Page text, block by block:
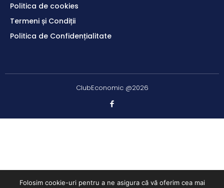
Politica de cookies
Termeni și Condiții
Politica de Confidențialitate
ClubEconomic @2026
Folosim cookie-uri pentru a ne asigura că vă oferim cea mai